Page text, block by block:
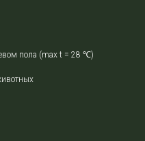
пола (max t = 28 ℃)